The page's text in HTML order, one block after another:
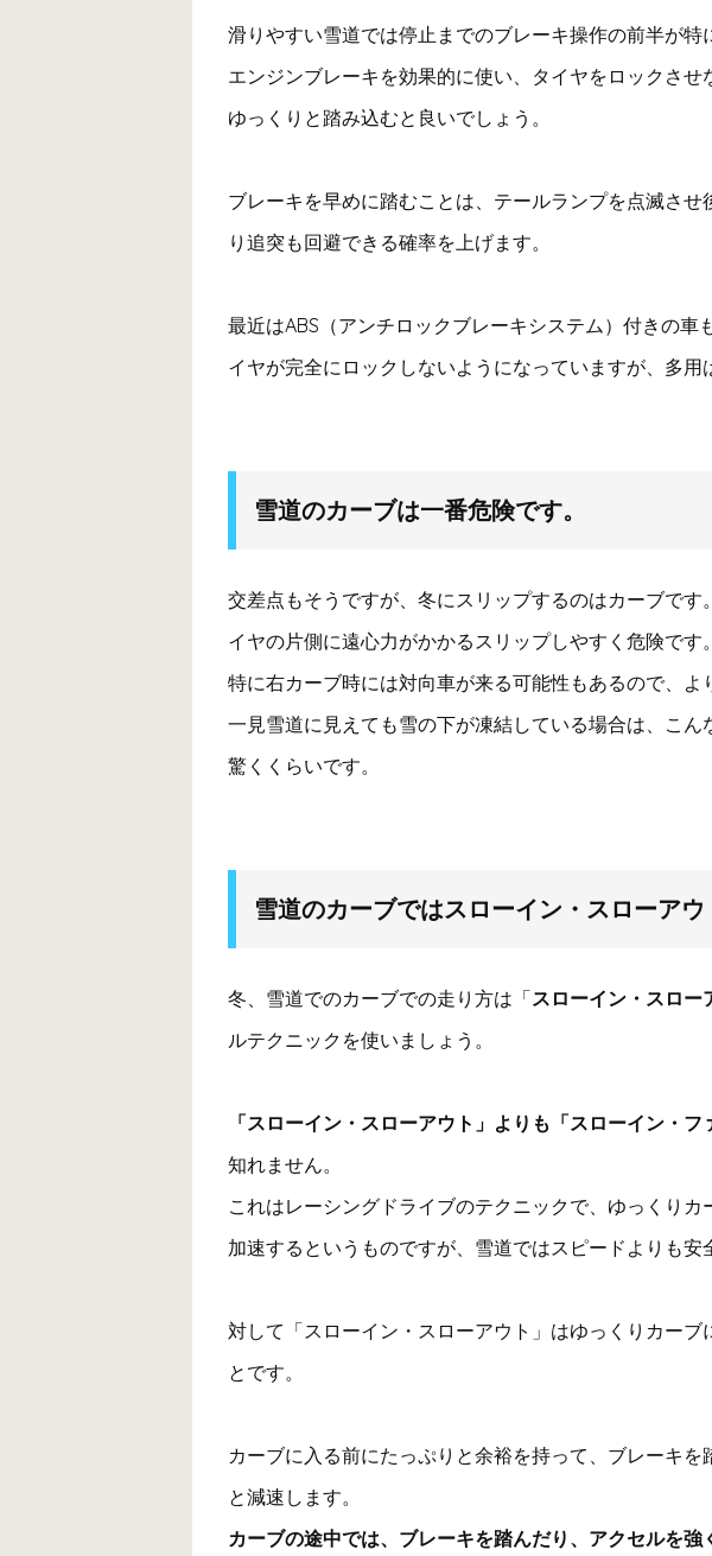
滑りやすい雪道では停止までのブレーキ操作の前半が特
エンジンブレーキを効果的に使い、タイヤをロックさ
ゆっくりと踏み込むと良いでしょう。
ブレーキを早めに踏むことは、テールランプを点滅さ
り追突も回避できる確率を上げます。
最近はABS（アンチロックブレーキシステム）付きの車
イヤが完全にロックしないようになっていますが、多用
雪道のカーブは一番危険です。
交差点もそうですが、冬にスリップするのはカーブで
イヤの片側に遠心力がかかるスリップしやすく危険です。
特に右カーブ時には対向車が来る可能性もあるので、よ
一見雪道に見えても雪の下が凍結している場合は、こん
驚くくらいです。
雪道のカーブではスローイン・スローアウ
冬、雪道でのカーブでの走り方は「スローイン・スロー
ルテクニックを使いましょう。
「スローイン・スローアウト」よりも「スローイン・フ
知れません。
これはレーシングドライブのテクニックで、ゆっくり
加速するというものですが、雪道ではスピードよりも安
対して「スローイン・スローアウト」はゆっくりカーブ
とです。
カーブに入る前にたっぷりと余裕を持って、ブレーキを
と減速します。
カーブの途中では、ブレーキを踏んだり、アクセルを強